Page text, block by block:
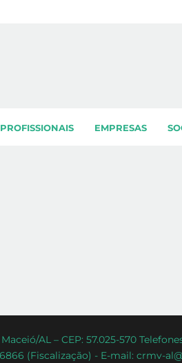
PROFISSIONAIS EMPRESAS
AL – CEP: 57.025-570
(Fiscalização) - E-mail: crmv-